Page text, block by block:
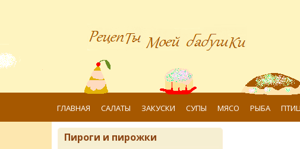
ГЛАВНАЯ САЛАТЫ ЗАКУСКИ СУПЫ МЯСО РЫБА
Пироги и пирожки